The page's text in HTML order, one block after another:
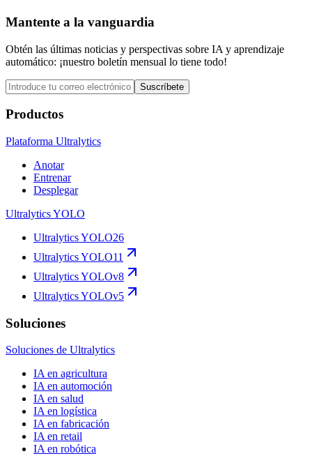
Mantente a la vanguardia
Obtén las últimas noticias y perspectivas sobre IA y aprendizaje
automático: ¡nuestro boletín mensual lo tiene todo!
Suscríbete
Productos
Plataforma Ultralytics
Anotar
Entrenar
Desplegar
Ultralytics YOLO
Ultralytics YOLO26
Ultralytics YOLO11
Ultralytics YOLOv8
Ultralytics YOLOv5
Soluciones
Soluciones de Ultralytics
IA en agricultura
IA en automoción
IA en salud
IA en logística
IA en fabricación
IA en retail
IA en robótica